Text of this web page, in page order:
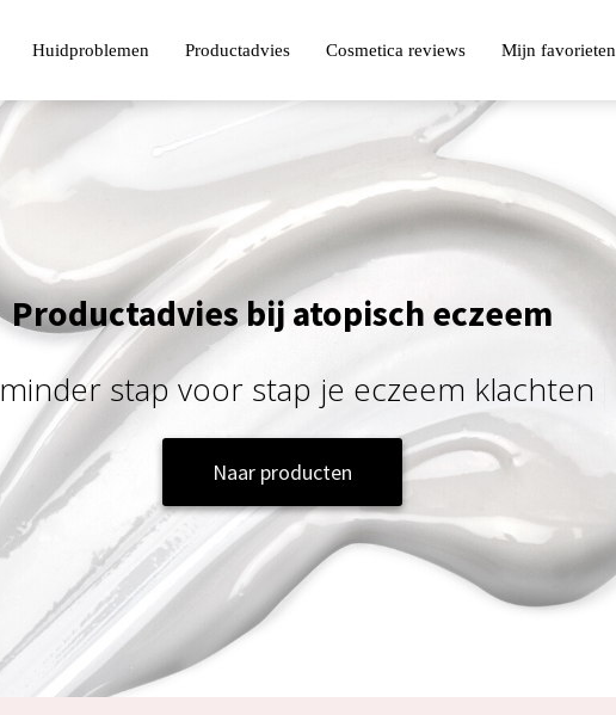
Huidproblemen Productadvies Cosmetica reviews Mijn favorieten
Productadvies bij atopisch eczeem
minder stapvoor stap je eczeem klachten
Naar producten